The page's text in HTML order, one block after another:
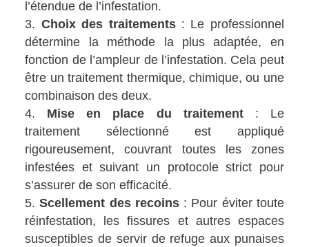
l’étendue de l’infestation.
Choix des traitements: Le professionnel
détermine la méthode la plus adaptée, en
fonction de l’ampleur de l’infestation. Cela peut
être un traitement thermique, chimique, ou une
combinaison des deux.
Mise en place du traitement: Le
traitement sélectionné est appliqué
rigoureusement, couvrant toutes les zones
infestées et suivant un protocole strict pour
s’assurer de son efficacité.
Scellement des recoins: Pour éviter toute
réinfestation, les fissures et autres espaces
susceptibles de servir de refuge aux punaises